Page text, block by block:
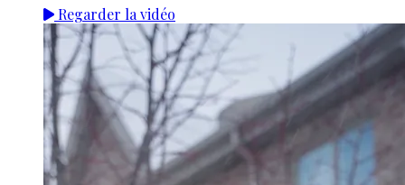
Regarder la vidéo